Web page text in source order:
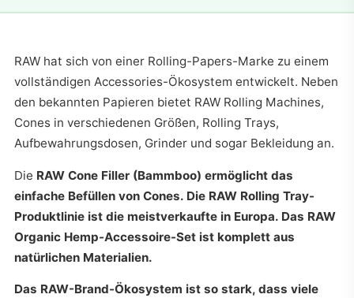
RAW hat sich von einer Rolling-Papers-Marke zu einem
vollständigen Accessories-Ökosystem entwickelt. Neben
den bekannten Papieren bietet RAW Rolling Machines,
Cones in verschiedenen Größen, Rolling Trays,
Aufbewahrungsdosen, Grinder und sogar Bekleidung an.
Die RAW Cone Filler (Bammboo) ermöglicht das
einfache Befüllen von Cones. Die RAW Rolling Tray-
Produktlinie ist die meistverkaufte in Europa. Das RAW
Organic Hemp-Accessoire-Set ist komplett aus
natürlichen Materialien.
Das RAW-Brand-Ökosystem ist so stark, dass viele